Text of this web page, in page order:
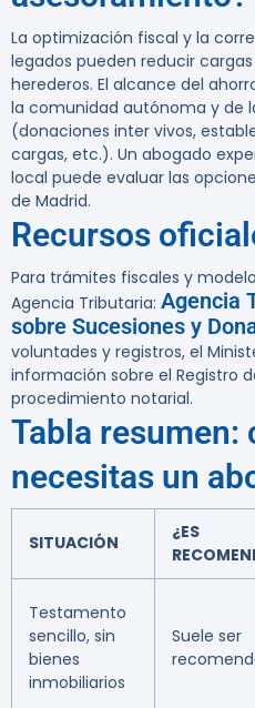
La optimización fiscal y la
legados pueden reducir
herederos. El alcance del
la comunidad autónoma y de
(donaciones inter vivos,
cargas, etc.). Un abogado
local puede evaluar las
de Madrid.
Recursos
Para trámites fiscales y
Agencia Tributaria: Agencia
sobre Sucesiones y
voluntades y registros, el
información sobre el Registro
procedimiento notarial.
Tabla resumen:
necesitas un
SITUACIÓN
¿ES
Testamento
sencillo, sin
bienes
inmobiliarios
Suele ser